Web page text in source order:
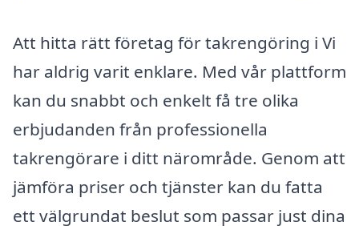
Att hitta rätt företag för takrengöring i Vi
har aldrig varit enklare. Med vår plattform
kan du snabbt och enkelt få tre olika
erbjudanden från professionella
takrengörare i ditt närområde. Genom att
jämföra priser och tjänster kan du fatta
ett välgrundat beslut som passar just dina